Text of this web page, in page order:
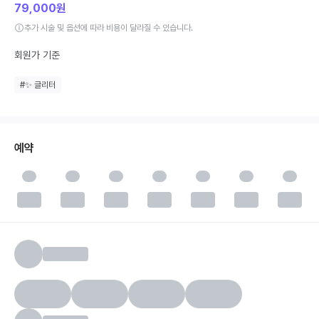
79,000원
추가 시술 및 옵션에 따라 비용이 달라질 수 있습니다.
회원가 기준
#✨ 글리터
예약